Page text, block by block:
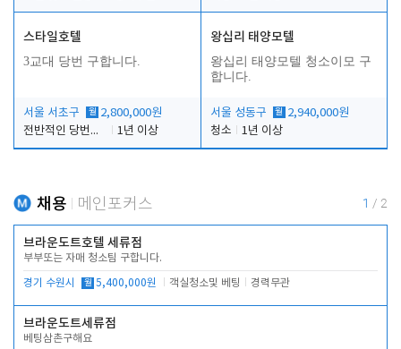
스타일호텔
3교대 당번 구합니다.
서울 서초구 월 2,800,000원
전반적인 당번업무
1년 이상
왕십리 태양모텔
왕십리 태양모텔 청소이모 구
합니다.
서울 성동구 월 2,940,000원
청소
1년 이상
채용 메인포커스 1 / 2
브라운도트호텔 세류점
부부또는 자매 청소팀 구합니다.
경기 수원시 월 5,400,000원 객실청소및 베팅 경력무관
브라운도트세류점
베팅삼촌구해요